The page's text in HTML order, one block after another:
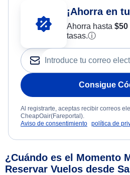
¡Ahorra en
Ahorra hasta $50
tasas.ⓘ
Consigue
Al registrarte, aceptas recibir correos
CheapOair(Fareportal).
Aviso de consentimiento política de
¿Cuándo es el Momento
Reservar Vuelos desde